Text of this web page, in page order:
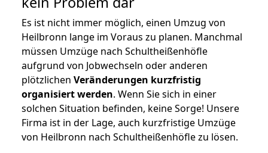
Es ist nicht immer möglich, einen Umzug von
Heilbronn lange im Voraus zu planen. Manchmal
müssen Umzüge nach Schultheißenhöfle
aufgrund von Jobwechseln oder anderen
plötzlichen Veränderungen kurzfristig
organisiert werden. Wenn Sie sich in einer
solchen Situation befinden, keine Sorge! Unsere
Firma ist in der Lage, auch kurzfristige Umzüge
von Heilbronn nach Schultheißenhöfle zu lösen.